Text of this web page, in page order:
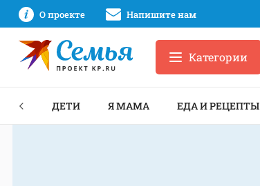
О проекте Напишите нам
Категории
ДЕТИ Я МАМА ЕДА И РЕЦЕПТЫ